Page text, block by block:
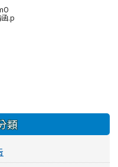
.p
類